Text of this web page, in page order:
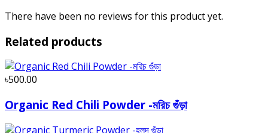
There have been no reviews for this product yet.
Related products
৳500.00
Organic Red Chili Powder -মরিচ গুঁড়া